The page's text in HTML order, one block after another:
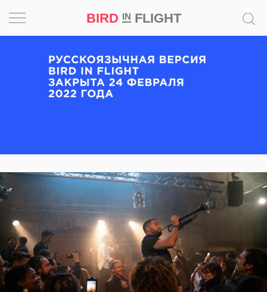
BIRD INFLIGHT